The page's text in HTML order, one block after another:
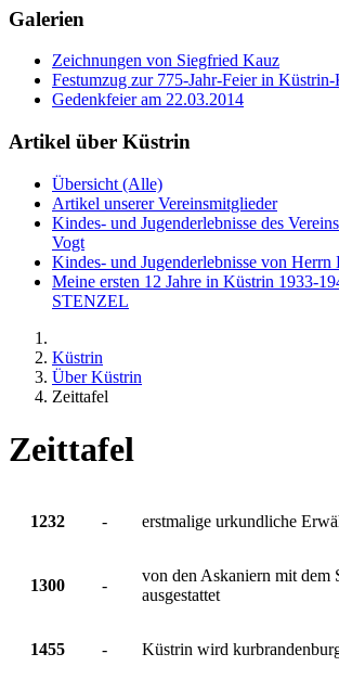
Galerien
Zeichnungen von Siegfried Kauz
Festumzug zur 775-Jahr-Feier in
Gedenkfeier am 22.03.2014
Artikel über Küstrin
Übersicht (Alle)
Artikel unserer Vereinsmitglieder
Kindes- und Jugenderlebnisse des
Vogt
Kindes- und Jugenderlebnisse von Herrn
Meine ersten 12 Jahre in Küstrin 1933-
STENZEL
Küstrin
Über Küstrin
Zeittafel
Zeittafel
1232 - erstmalige urkundliche
1300 -
von den Askaniern mit dem
ausgestattet
1455 - Küstrin wird